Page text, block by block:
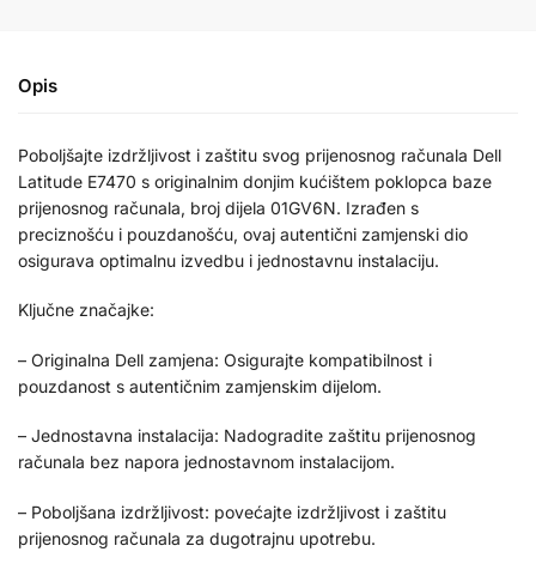
Opis
Poboljšajte izdržljivost i zaštitu svog prijenosnog računala Dell
Latitude E7470 s originalnim donjim kućištem poklopca baze
prijenosnog računala, broj dijela 01GV6N. Izrađen s
preciznošću i pouzdanošću, ovaj autentični zamjenski dio
osigurava optimalnu izvedbu i jednostavnu instalaciju.
Ključne značajke:
– Originalna Dell zamjena: Osigurajte kompatibilnost i
pouzdanost s autentičnim zamjenskim dijelom.
– Jednostavna instalacija: Nadogradite zaštitu prijenosnog
računala bez napora jednostavnom instalacijom.
– Poboljšana izdržljivost: povećajte izdržljivost i zaštitu
prijenosnog računala za dugotrajnu upotrebu.